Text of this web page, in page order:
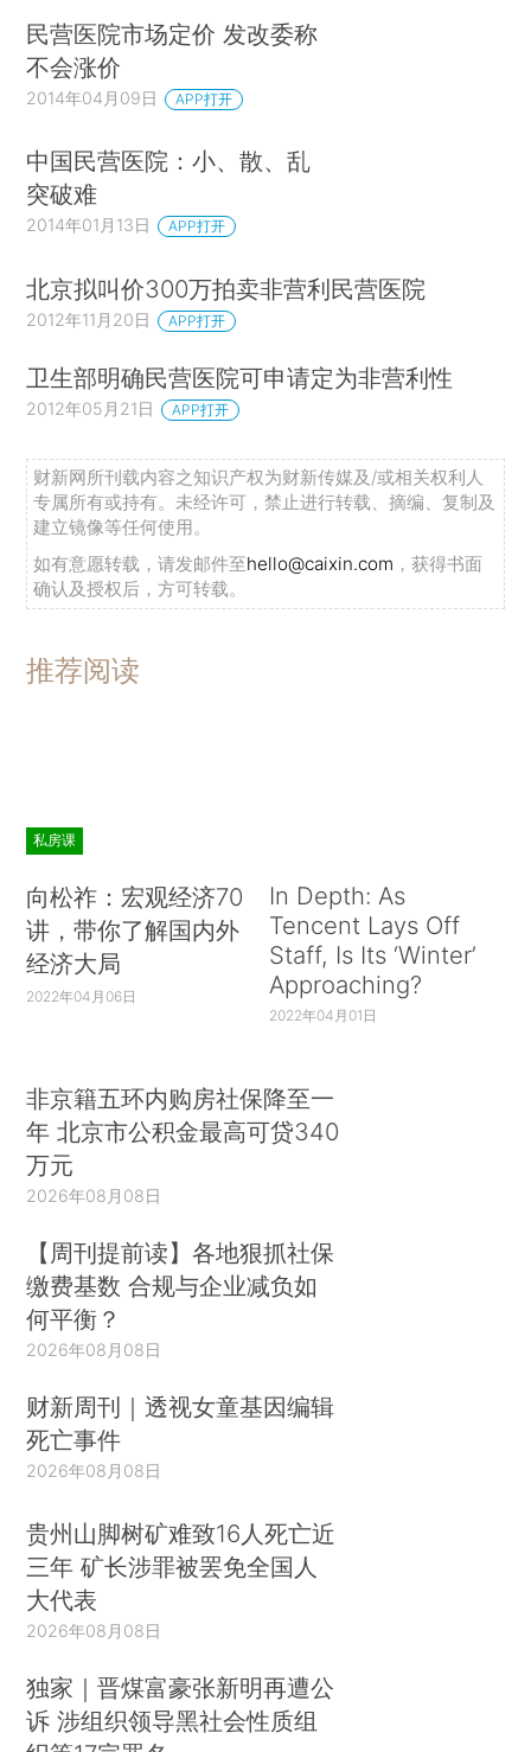
民营医院市场定价 发改委称
不会涨价
2014年04月09日 APP打开
中国民营医院：小、散、乱
突破难
2014年01月13日 APP打开
北京拟叫价300万拍卖非营利民营医院
2012年11月20日 APP打开
卫生部明确民营医院可申请定为非营利性
2012年05月21日 APP打开
财新网所刊载内容之知识产权为财新传媒及/或相关权利人
专属所有或持有。未经许可，禁止进行转载、摘编、复制及
建立镜像等任何使用。
如有意愿转载，请发邮件至hello@caixin.com ，获得书面
确认及授权后，方可转载。
推荐阅读
私房课
向松祚：宏观经济70
讲，带你了解国内外
经济大局
2022年04月06日
In Depth: As
Tencent Lays Off
Staff, Is Its ‘Winter’
Approaching?
2022年04月01日
非京籍五环内购房社保降至一
年 北京市公积金最高可贷340
万元
2026年08月08日
【周刊提前读】各地狠抓社保
缴费基数 合规与企业减负如
何平衡？
2026年08月08日
财新周刊｜透视女童基因编辑
死亡事件
2026年08月08日
贵州山脚树矿难致16人死亡近
三年 矿长涉罪被罢免全国人
大代表
2026年08月08日
独家｜晋煤富豪张新明再遭公
诉 涉组织领导黑社会性质组